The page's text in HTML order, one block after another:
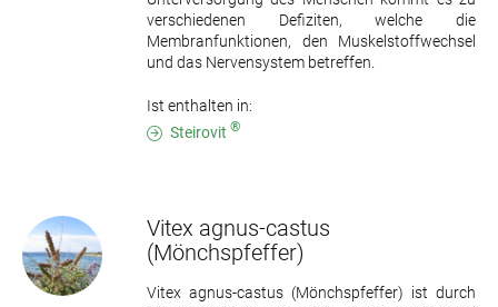
verschiedenen Defiziten, welche die
Membranfunktionen, den Muskelstoffwechsel
und das Nervensystem betreffen.
Ist enthalten in:
Steirovit ®
Vitex agnus-castus
(Mönchspfeffer)
Vitex agnus-castus (Mönchspfeffer) ist durch